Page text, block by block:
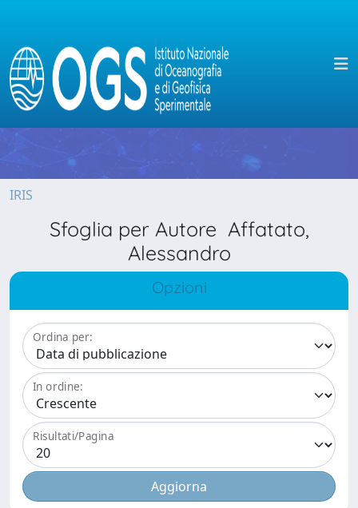
IRIS
Sfoglia per Autore Affatato,
Alessandro
Opzioni
Ordina per:
In ordine:
Risultati/Pagina